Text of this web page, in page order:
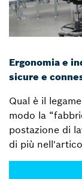
Ergonomia e
sicure e
Qual è il
modo la
postazione di
di più